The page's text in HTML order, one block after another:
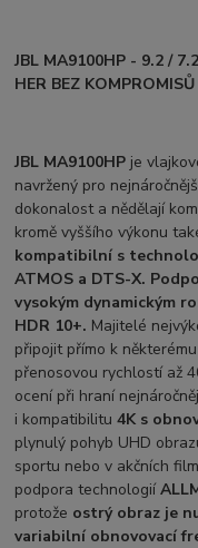
JBL MA9100HP - 9.2 /
HER BEZ KOMPROMISŮ
JBL MA9100HP je
navržený pro
dokonalost a nědělají
kromě vyššího výkonu
kompatibilní s
ATMOS a DTS-X.
vysokým dynamickým
HDR 10+. Majitelé
připojit přímo k
přenosovou rychlostí až
ocení při hraní
i kompatibilitu4K s
plynulý pohyb UHD
sportu nebo v akčních
podpora technologií
protože ostrý obraz je
variabilní obnovovací